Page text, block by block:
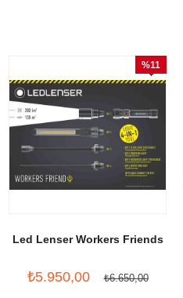
Led Lenser Workers Friends
₺5.950,00 ₺6.650,00
%11
İndirim